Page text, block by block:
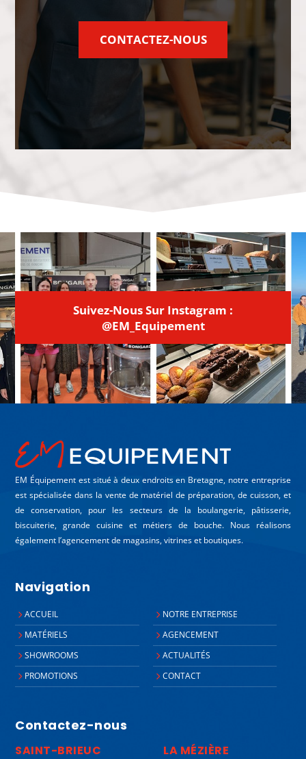
CONTACTEZ-NOUS
Suivez-Nous Sur Instagram :
@EM_Equipement
EM Équipement est situé à deux endroits en Bretagne, notre entreprise
est spécialisée dans la vente de matériel de préparation, de cuisson, et
de conservation, pour les secteurs de la boulangerie, pâtisserie,
biscuiterie, grande cuisine et métiers de bouche. Nous réalisons
également l’agencement de magasins, vitrines et boutiques.
Navigation
ACCUEIL
NOTRE ENTREPRISE
MATÉRIELS
AGENCEMENT
SHOWROOMS
ACTUALITÉS
PROMOTIONS
CONTACT
Contactez-nous
SAINT-BRIEUC LA MÉZIÈRE